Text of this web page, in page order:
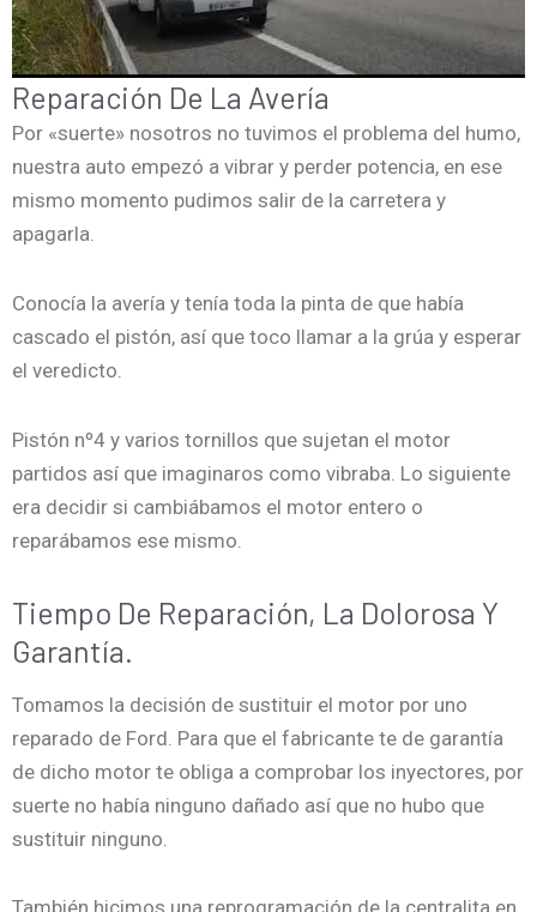
Reparación De La Avería
Por «suerte» nosotros no tuvimos el problema del humo,
nuestra auto empezó a vibrar y perder potencia, en ese
mismo momento pudimos salir de la carretera y
apagarla.
Conocía la avería y tenía toda la pinta de que había
cascado el pistón, así que toco llamar a la grúa y esperar
el veredicto.
Pistón nº4 y varios tornillos que sujetan el motor
partidos así que imaginaros como vibraba. Lo siguiente
era decidir si cambiábamos el motor entero o
reparábamos ese mismo.
Tiempo De Reparación, La Dolorosa Y
Garantía.
Tomamos la decisión de sustituir el motor por uno
reparado de Ford. Para que el fabricante te de garantía
de dicho motor te obliga a comprobar los inyectores, por
suerte no había ninguno dañado así que no hubo que
sustituir ninguno.